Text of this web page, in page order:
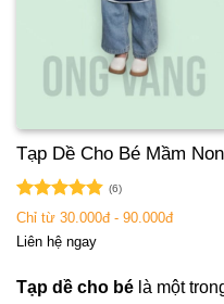
Tạp Dề Cho Bé Mầm Non
Được xếp
5 sao
(6)
Chỉ từ 30.000đ - 90.000đ
Liên hệ ngay
Tạp dề cho bé là một